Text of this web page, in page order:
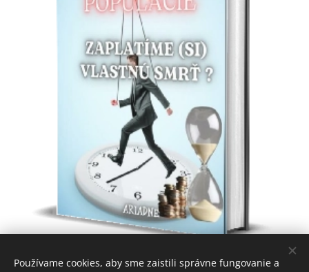
Používame cookies, aby sme zaistili správne fungovanie a